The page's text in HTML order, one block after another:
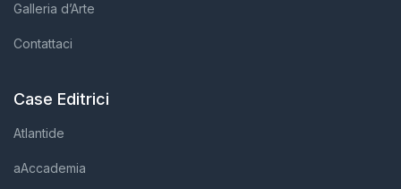
Galleria d’Arte
Contattaci
Case Editrici
Atlantide
aAccademia